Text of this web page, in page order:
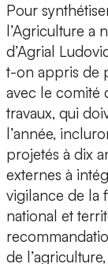
Pour
l’Agriculture a
d’Agrial
t-on appris de
avec le comité
travaux, qui
l’année,
projetés à dix
externes à
vigilance de la
national et
de